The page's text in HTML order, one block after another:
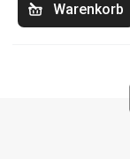
Warenkorb